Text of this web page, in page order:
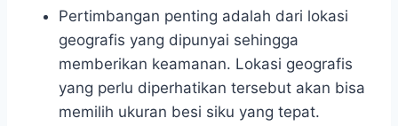
Pertimbangan penting adalah dari lokasi
geografis yang dipunyai sehingga
memberikan keamanan. Lokasi geografis
yang perlu diperhatikan tersebut akan bisa
memilih ukuran besi siku yang tepat.